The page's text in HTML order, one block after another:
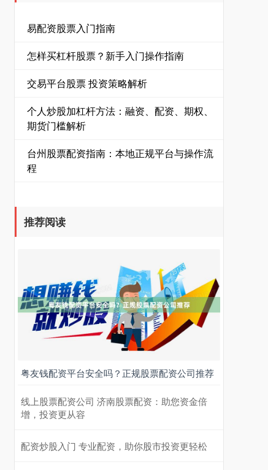
易配资股票入门指南
怎样买杠杆股票？新手入门操作指南
交易平台股票 投资策略解析
个人炒股加杠杆方法：融资、配资、期权、
期货门槛解析
台州股票配资指南：本地正规平台与操作流
程
推荐阅读
粤友钱配资平台安全吗？正规股票配资公司推荐
线上股票配资公司 济南股票配资：助您资金倍
增，投资更从容
配资炒股入门 专业配资，助你股市投资更轻松